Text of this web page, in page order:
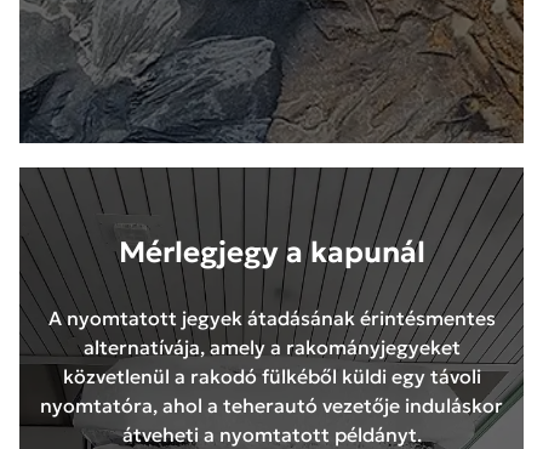
Mérlegjegy a kapunál
A nyomtatott jegyek átadásának érintésmentes
alternatívája, amely a rakományjegyeket
közvetlenül a rakodó fülkéből küldi egy távoli
nyomtatóra, ahol a teherautó vezetője induláskor
átveheti a nyomtatott példányt.